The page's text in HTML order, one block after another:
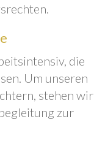
die
Um unseren
stehen wir
zur